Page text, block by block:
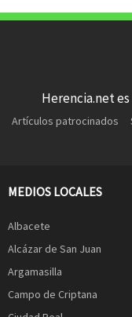
Herencia.net
Artículos patrocinados
MEDIOS LOCALES
Albacete
Alcázar de San Juan
Argamasilla
Campo de Criptana